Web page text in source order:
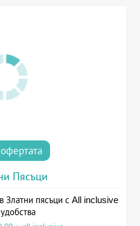
Пясъци
Златни пясъци с All inclusive